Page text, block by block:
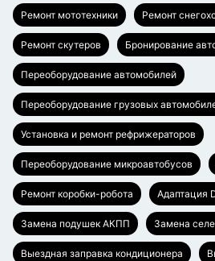
Ремонт мототехники Ремонт
Ремонт скутеров Бронирование
Переоборудование автомобилей
Переоборудование грузовых
Установка и ремонт рефрижераторов
Переоборудование микроавтобусов
Ремонт коробки-робота Адаптация
Замена подушек АКПП Замена
Выездная заправка кондиционера